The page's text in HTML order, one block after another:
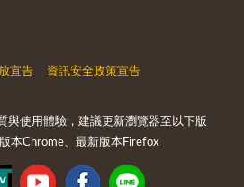
宣告 資訊安全政策宣告
與使用體驗，建議更新瀏覽器至以下版
本Chrome、最新版本Firefox